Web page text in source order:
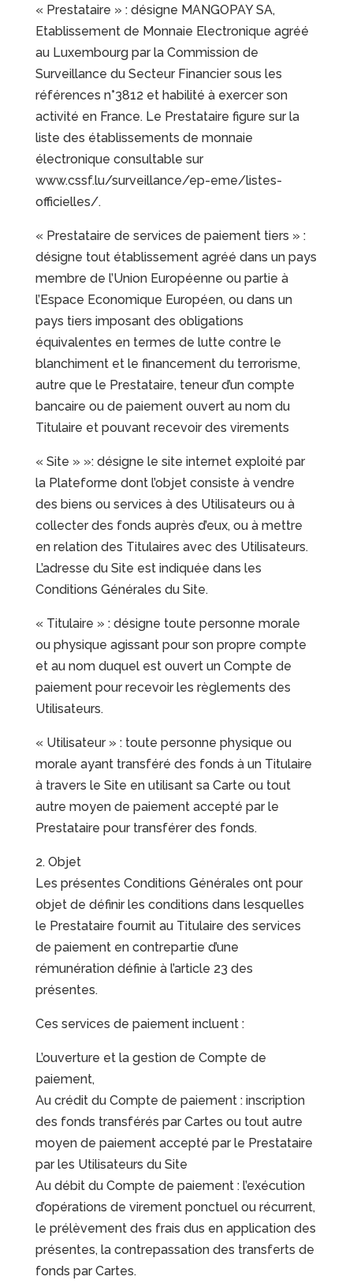
« Prestataire » : désigne MANGOPAY SA,
Etablissement de Monnaie Electronique agréé
au Luxembourg par la Commission de
Surveillance du Secteur Financier sous les
références n°3812 et habilité à exercer son
activité en France. Le Prestataire figure sur la
liste des établissements de monnaie
électronique consultable sur
www.cssf.lu/surveillance/ep-eme/listes-
officielles/.
« Prestataire de services de paiement tiers » :
désigne tout établissement agréé dans un pays
membre de l’Union Européenne ou partie à
l’Espace Economique Européen, ou dans un
pays tiers imposant des obligations
équivalentes en termes de lutte contre le
blanchiment et le financement du terrorisme,
autre que le Prestataire, teneur d’un compte
bancaire ou de paiement ouvert au nom du
Titulaire et pouvant recevoir des virements
« Site » »: désigne le site internet exploité par
la Plateforme dont l’objet consiste à vendre
des biens ou services à des Utilisateurs ou à
collecter des fonds auprès d’eux, ou à mettre
en relation des Titulaires avec des Utilisateurs.
L’adresse du Site est indiquée dans les
Conditions Générales du Site.
« Titulaire » : désigne toute personne morale
ou physique agissant pour son propre compte
et au nom duquel est ouvert un Compte de
paiement pour recevoir les règlements des
Utilisateurs.
« Utilisateur » : toute personne physique ou
morale ayant transféré des fonds à un Titulaire
à travers le Site en utilisant sa Carte ou tout
autre moyen de paiement accepté par le
Prestataire pour transférer des fonds.
2. Objet
Les présentes Conditions Générales ont pour
objet de définir les conditions dans lesquelles
le Prestataire fournit au Titulaire des services
de paiement en contrepartie d’une
rémunération définie à l’article 23 des
présentes.
Ces services de paiement incluent :
L’ouverture et la gestion de Compte de
paiement,
Au crédit du Compte de paiement : inscription
des fonds transférés par Cartes ou tout autre
moyen de paiement accepté par le Prestataire
par les Utilisateurs du Site
Au débit du Compte de paiement : l’exécution
d’opérations de virement ponctuel ou récurrent,
le prélèvement des frais dus en application des
présentes, la contrepassation des transferts de
fonds par Cartes.